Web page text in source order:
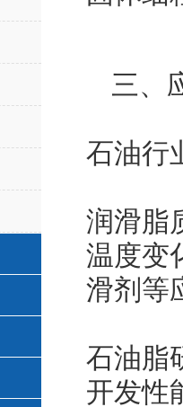
三、
石油行
润滑脂
温度变
滑剂等
石油脂
开发性